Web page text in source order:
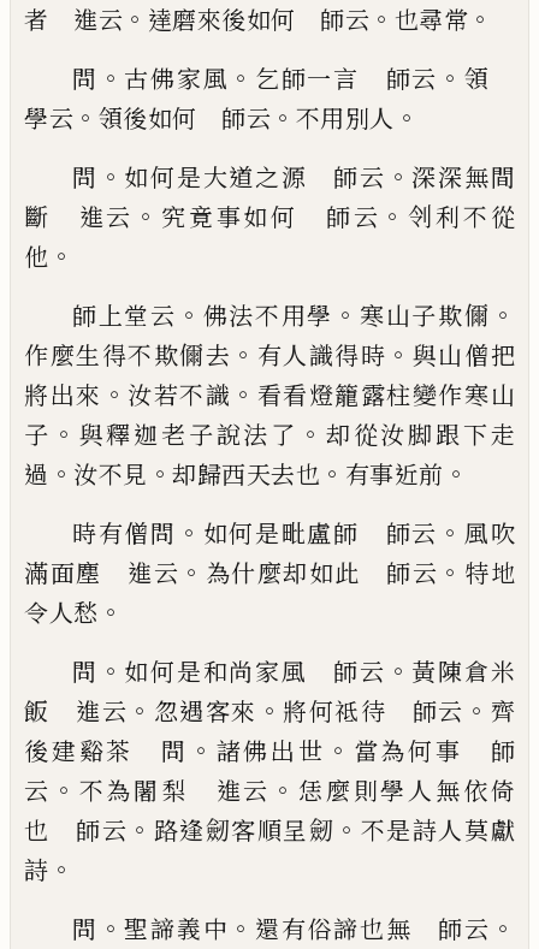
者 進云 。 達磨來後如何 師云 。 也尋常 。
問 。 古佛家風 。 乞師一言 師云 。 領
學云 。 領後如何 師云 。 不用別人 。
問 。 如何是大道之源 師云 。 深深無間
斷 進云 。 究竟事如何 師云 。刢利不從
他 。
師上堂云 。 佛法不用學 。 寒山子欺儞 。
作麼生得不欺儞去 。 有人識得時 。 與山僧把
將出來 。 汝若不識 。 看看燈籠露柱變作寒山
子 。 與釋迦老子說法了 。 却從汝脚跟下走
過 。 汝不見 。 却歸西天去也 。 有事近前 。
時有僧問 。 如何是毗盧師 師云 。 風吹
滿面塵 進云 。 為什麼却如此 師云 。 特地
令人愁 。
問 。 如何是和尚家風 師云 。 黃陳倉米
飯 進云 。 忽遇客來 。 將何祗待 師云 。 齊
後建谿茶 問 。 諸佛出世 。 當為何事
師
云 。 不為闍梨 進云 。 恁麼則學人無依倚
也 師云 。 路逢劒客順呈劒 。 不是詩人莫獻
詩 。
問 。聖諦義中 。 還有俗諦也無 師云 。